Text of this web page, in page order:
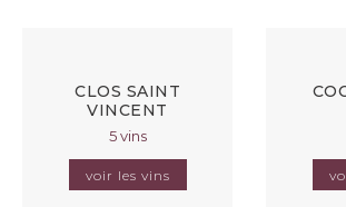
CLOS SAINT
VINCENT
5 vins
voir les vins